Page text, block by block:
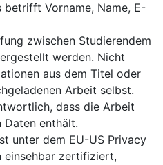
betrifft Vorname, Name, E-
zwischen Studierendem
werden. Nicht
aus dem Titel oder
Arbeit selbst.
dass die Arbeit
Daten enthält.
unter dem EU-US Privacy
einsehbar zertifiziert,